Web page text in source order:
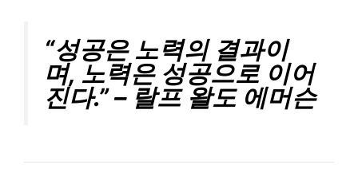
“성공은 노력의 결과이
며, 노력은 성공으로 이어
진다.” – 랄프 왈도 에머슨